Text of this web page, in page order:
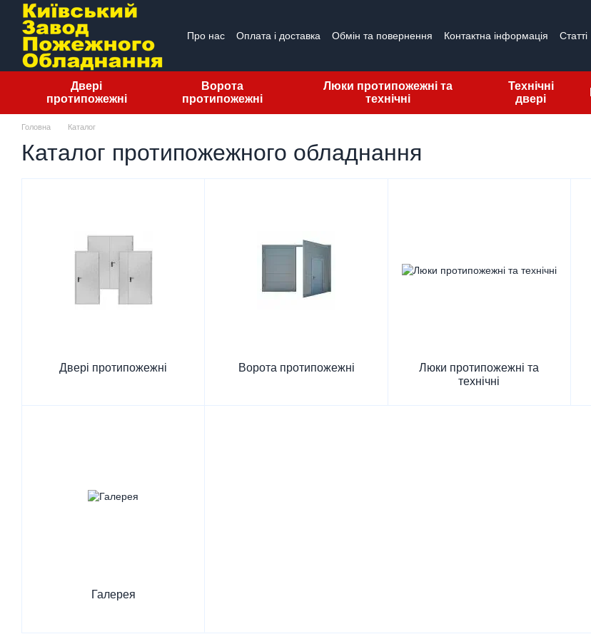
Перейти до основного контенту
Про нас Оплата і доставка Обмін та повернення Контактна інформація
Статті
Двері
протипожежні
Ворота
протипожежні
Люки протипожежні та
технічні
Технічні
двері
Головна Каталог
Каталог протипожежного обладнання
Двері протипожежні Ворота протипожежні
Люки протипожежні та
технічні
Галерея